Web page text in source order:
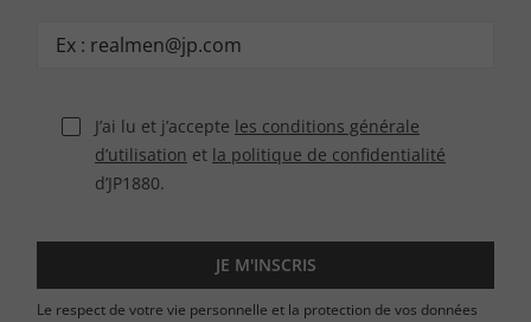
J’ai lu et j’accepte les conditions générale
d’utilisation et la politique de confidentialité
d’JP1880.
JE M'INSCRIS
Le respect de votre vie personnelle et la protection de vos données